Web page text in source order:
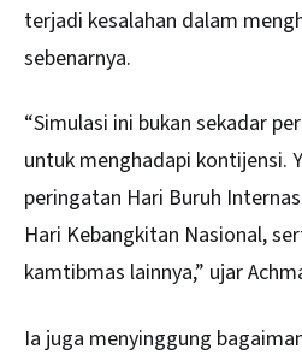
terjadi kesalahan dalam
sebenarnya.
“Simulasi ini bukan sekadar
untuk menghadapi kontijensi.
peringatan Hari Buruh
Hari Kebangkitan Nasional,
kamtibmas lainnya,” ujar
Ia juga menyinggung